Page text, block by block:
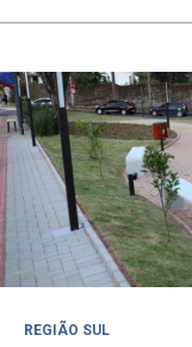
REGIÃO SUL